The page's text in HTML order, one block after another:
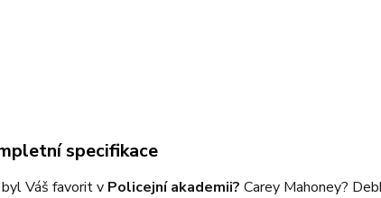
specifikace
Váš favorit v Policejní akademii? Carey Mahoney?